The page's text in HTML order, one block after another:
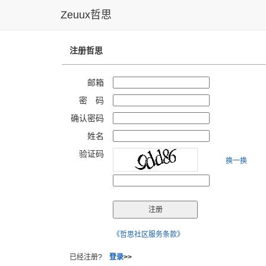
Zeuux哲思
注册哲思
邮箱
密 码
确认密码
姓名
验证码
换一换
《哲思社区服务条款》
已经注册? 登录>>